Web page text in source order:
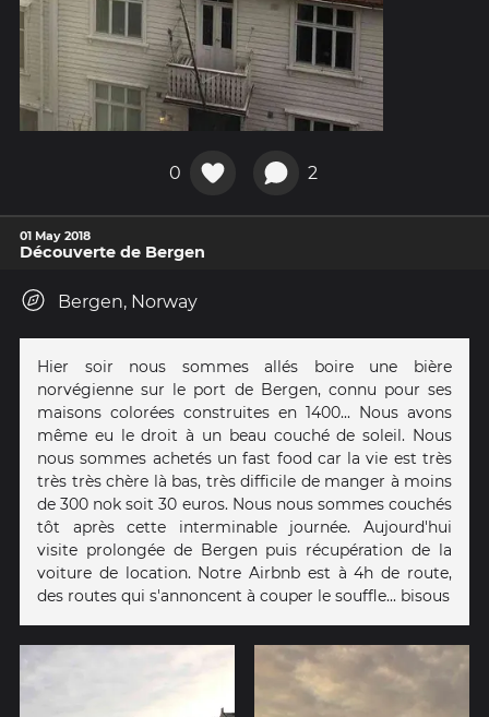
0 2
01 May 2018
Découverte de Bergen
Bergen, Norway
Hier soir nous sommes allés boire une bière
norvégienne sur le port de Bergen, connu pour ses
maisons colorées construites en 1400... Nous avons
même eu le droit à un beau couché de soleil. Nous
nous sommes achetés un fast food car la vie est très
très très chère là bas, très difficile de manger à moins
de 300 nok soit 30 euros. Nous nous sommes couchés
tôt après cette interminable journée. Aujourd'hui
visite prolongée de Bergen puis récupération de la
voiture de location. Notre Airbnb est à 4h de route,
des routes qui s'annoncent à couper le souffle... bisous